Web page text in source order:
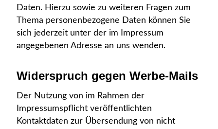
Daten. Hierzu sowie zu weiteren Fragen zum
Thema personenbezogene Daten können Sie
sich jederzeit unter der im Impressum
angegebenen Adresse an uns wenden.
Widerspruch gegen Werbe-Mails
Der Nutzung von im Rahmen der
Impressumspflicht veröffentlichten
Kontaktdaten zur Übersendung von nicht